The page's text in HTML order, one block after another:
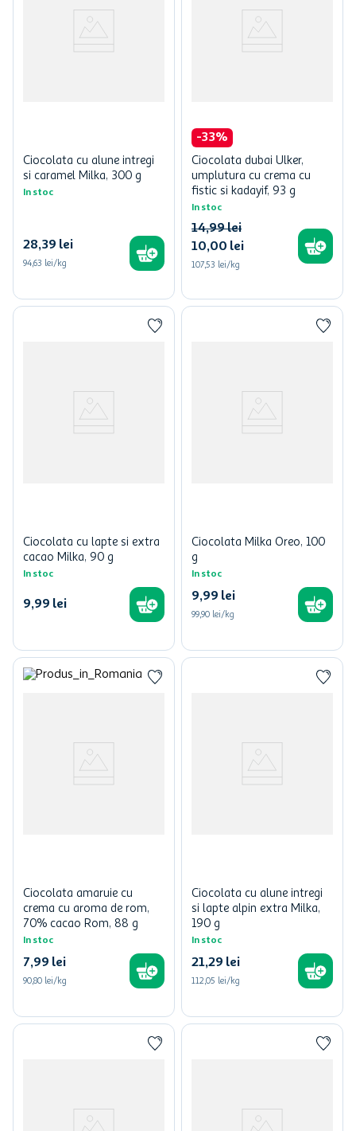
Ciocolata cu alune intregi
si caramel Milka, 300 g
In stoc
28,39 lei
94,63 lei/kg
-33%
Ciocolata dubai Ulker,
umplutura cu crema cu
fistic si kadayif, 93 g
In stoc
10,00 lei
14,99lei
107,53 lei/kg
Ciocolata cu lapte si extra
cacao Milka, 90 g
In stoc
9,99 lei
Ciocolata Milka Oreo, 100
g
In stoc
9,99 lei
99,90 lei/kg
Ciocolata amaruie cu
crema cu aroma de rom,
70% cacao Rom, 88 g
In stoc
7,99 lei
90,80 lei/kg
Ciocolata cu alune intregi
si lapte alpin extra Milka,
190 g
In stoc
21,29 lei
112,05 lei/kg